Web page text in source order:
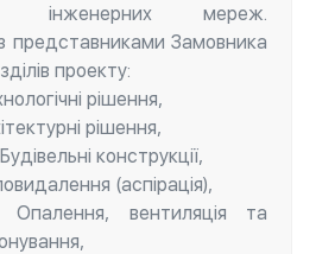
інженерних мереж.
представниками Замовника
проекту:
рішення,
рішення,
конструкції,
(аспірація),
вентиляція та